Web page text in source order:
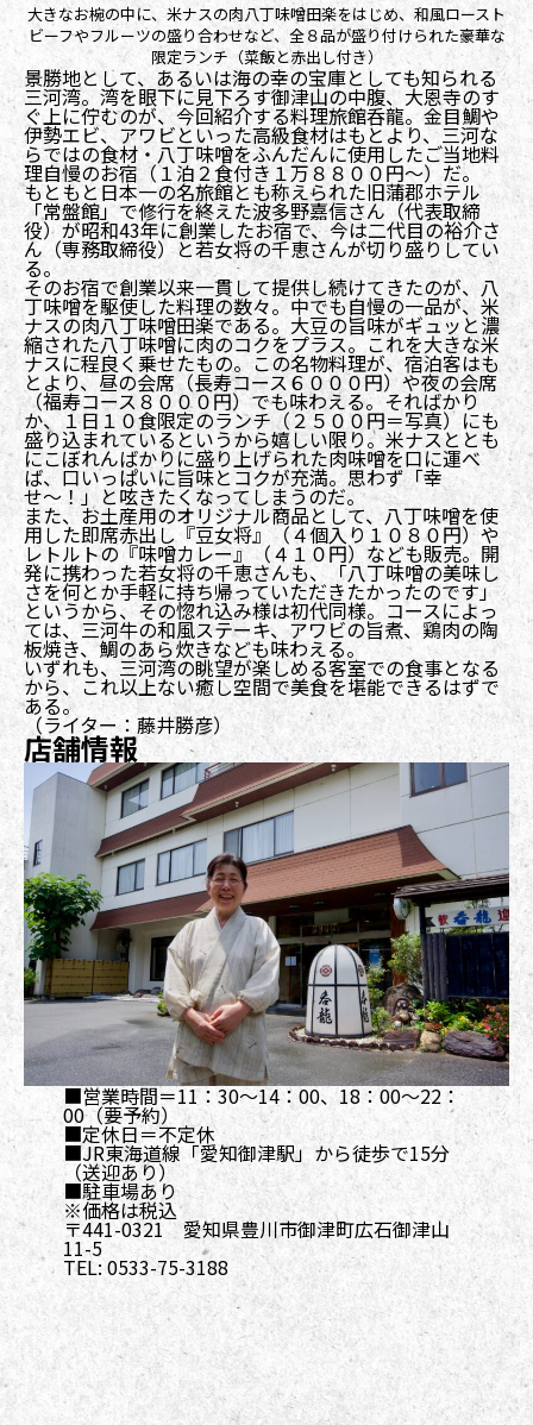
大きなお椀の中に、米ナスの肉八丁味噌田楽をはじめ、和風ロースト
ビーフやフルーツの盛り合わせなど、全８品が盛り付けられた豪華な
限定ランチ（菜飯と赤出し付き）
景勝地として、あるいは海の幸の宝庫としても知られる
三河湾。湾を眼下に見下ろす御津山の中腹、大恩寺のす
ぐ上に佇むのが、今回紹介する料理旅館呑龍。金目鯛や
伊勢エビ、アワビといった高級食材はもとより、三河な
らではの食材・八丁味噌をふんだんに使用したご当地料
理自慢のお宿（１泊２食付き１万８８００円〜）だ。
もともと日本一の名旅館とも称えられた旧蒲郡ホテル
「常盤館」で修行を終えた波多野嘉信さん（代表取締
役）が昭和43年に創業したお宿で、今は二代目の裕介さ
ん（専務取締役）と若女将の千恵さんが切り盛りしてい
る。
そのお宿で創業以来一貫して提供し続けてきたのが、八
丁味噌を駆使した料理の数々。中でも自慢の一品が、米
ナスの肉八丁味噌田楽である。大豆の旨味がギュッと濃
縮された八丁味噌に肉のコクをプラス。これを大きな米
ナスに程良く乗せたもの。この名物料理が、宿泊客はも
とより、昼の会席（長寿コース６０００円）や夜の会席
（福寿コース８０００円）でも味わえる。そればかり
か、１日１０食限定のランチ（２５００円＝写真）にも
盛り込まれているというから嬉しい限り。米ナスととも
にこぼれんばかりに盛り上げられた肉味噌を口に運べ
ば、口いっぱいに旨味とコクが充満。思わず「幸
せ〜！」と呟きたくなってしまうのだ。
また、お土産用のオリジナル商品として、八丁味噌を使
用した即席赤出し『豆女将』（４個入り１０８０円）や
レトルトの『味噌カレー』（４１０円）なども販売。開
発に携わった若女将の千恵さんも、「八丁味噌の美味し
さを何とか手軽に持ち帰っていただきたかったのです」
というから、その惚れ込み様は初代同様。コースによっ
ては、三河牛の和風ステーキ、アワビの旨煮、鶏肉の陶
板焼き、鯛のあら炊きなども味わえる。
いずれも、三河湾の眺望が楽しめる客室での食事となる
から、これ以上ない癒し空間で美食を堪能できるはずで
ある。
（ライター：藤井勝彦）
店舗情報
■営業時間＝11：30〜14：00、18：00〜22：
00（要予約）
■定休日＝不定休
■JR東海道線「愛知御津駅」から徒歩で15分
（送迎あり）
■駐車場あり
※価格は税込
〒441-0321 愛知県豊川市御津町広石御津山
11-5
TEL: 0533-75-3188